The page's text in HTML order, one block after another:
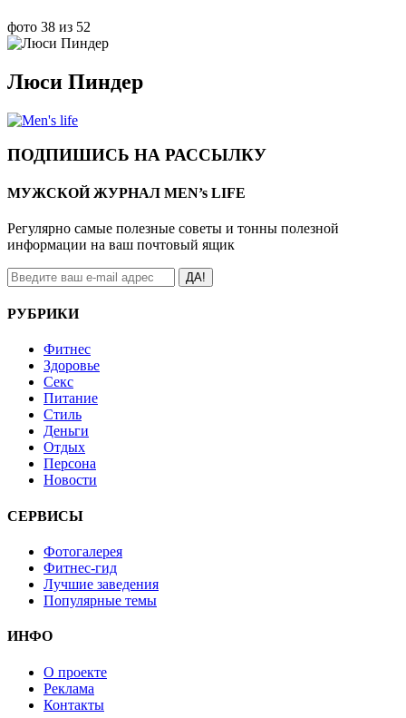
фото 38 из 52
Люси Пиндер
ПОДПИШИСЬ НА РАССЫЛКУ
МУЖСКОЙ ЖУРНАЛ MEN’s LIFE
Регулярно самые полезные советы и тонны полезной
информации на ваш почтовый ящик
ДА!
РУБРИКИ
Фитнес
Здоровье
Секс
Питание
Стиль
Деньги
Отдых
Персона
Новости
СЕРВИСЫ
Фотогалерея
Фитнес-гид
Лучшие заведения
Популярные темы
ИНФО
О проекте
Реклама
Контакты